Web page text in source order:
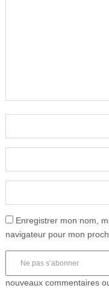
Enregistrer mon nom,
navigateur pour mon
nouveaux commentaires